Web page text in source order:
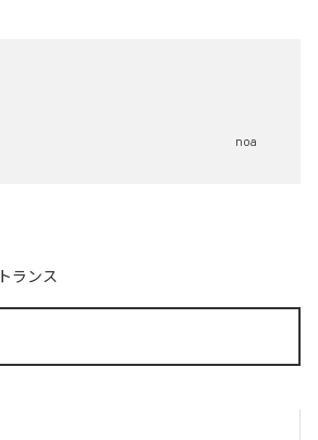
noa
トランス